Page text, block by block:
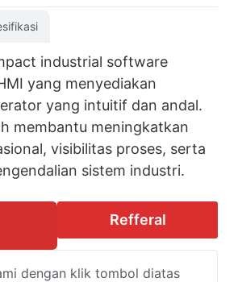
industrial software
yang menyediakan
yang intuitif dan andal.
membantu meningkatkan
visibilitas proses, serta
sistem industri.
Refferal
dengan klik tombol diatas